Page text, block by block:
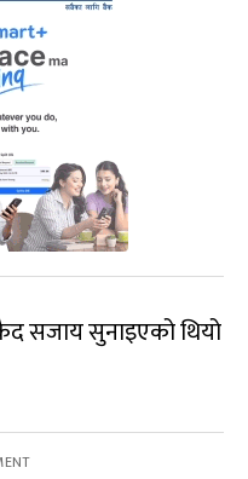
सजाय सुनाइएको थियो